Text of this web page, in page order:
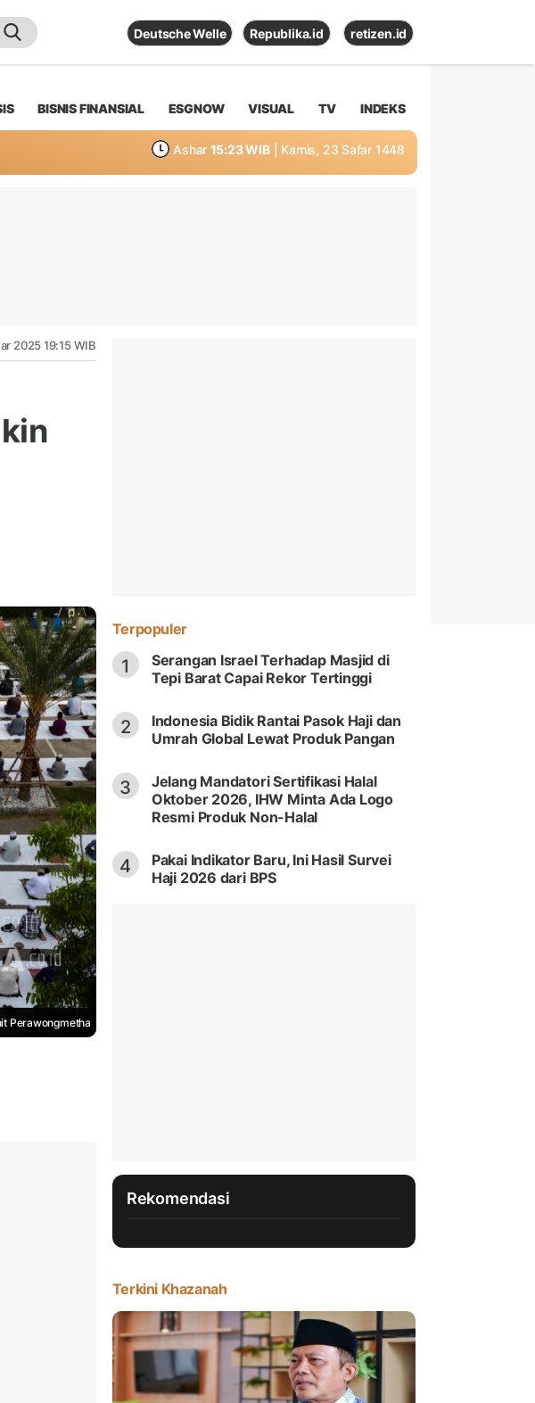
Deutsche Welle Republika.id retizen.id
BISNIS FINANSIAL ESGNOW VISUAL TV INDEKS
Ashar 15:23 WIB | Kamis, 23 Safar 1448
2025 19:15 WIB
Perawongmetha
Terpopuler
1
Serangan Israel Terhadap Masjid di
Tepi Barat Capai Rekor Tertinggi
2
Indonesia Bidik Rantai Pasok Haji dan
Umrah Global Lewat Produk Pangan
3
Jelang Mandatori Sertifikasi Halal
Oktober 2026, IHW Minta Ada Logo
Resmi Produk Non-Halal
4
Pakai Indikator Baru, Ini Hasil Survei
Haji 2026 dari BPS
Rekomendasi
Terkini Khazanah